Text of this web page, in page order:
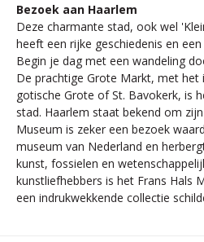
Bezoek aan Haarlem
Deze charmante stad, ook wel
heeft een rijke geschiedenis en
Begin je dag met een wandeling
De prachtige Grote Markt, met het
gotische Grote of St. Bavokerk, is
stad. Haarlem staat bekend om
Museum is zeker een bezoek
museum van Nederland en
kunst, fossielen en
kunstliefhebbers is het Frans Hals
een indrukwekkende collectie